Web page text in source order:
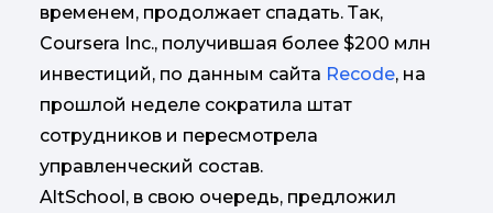
временем, продолжает спадать. Так,
Coursera Inc., получившая более $200 млн
инвестиций, по данным сайта Recode, на
прошлой неделе сократила штат
сотрудников и пересмотрела
управленческий состав.
AltSchool, в свою очередь, предложил